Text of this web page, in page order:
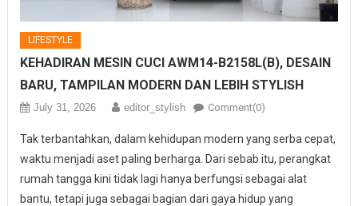
LIFESTYLE
KEHADIRAN MESIN CUCI AWM14-B2158L(B), DESAIN
BARU, TAMPILAN MODERN DAN LEBIH STYLISH
July 31, 2026 editor_stylish Comment(0)
Tak terbantahkan, dalam kehidupan modern yang serba cepat,
waktu menjadi aset paling berharga. Dari sebab itu, perangkat
rumah tangga kini tidak lagi hanya berfungsi sebagai alat
bantu, tetapi juga sebagai bagian dari gaya hidup yang